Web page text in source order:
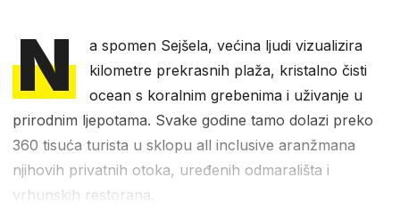
N
a spomen Sejšela, većina ljudi vizualizira
kilometre prekrasnih plaža, kristalno čisti
ocean s koralnim grebenima i uživanje u
prirodnim ljepotama. Svake godine tamo dolazi preko
360 tisuća turista u sklopu all inclusive aranžmana
njihovih privatnih otoka, uređenih odmarališta i
vrhunskih restorana.